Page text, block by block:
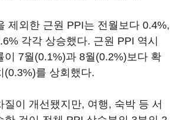
제외한 근원 PPI는 전월보다 0.4%,
각각 상승했다. 근원 PPI 역시
이 7월(0.1%)과 8월(0.2%)보다 확
(0.3%)를 상회했다.
질이 개선됐지만, 여행, 숙박 등 서